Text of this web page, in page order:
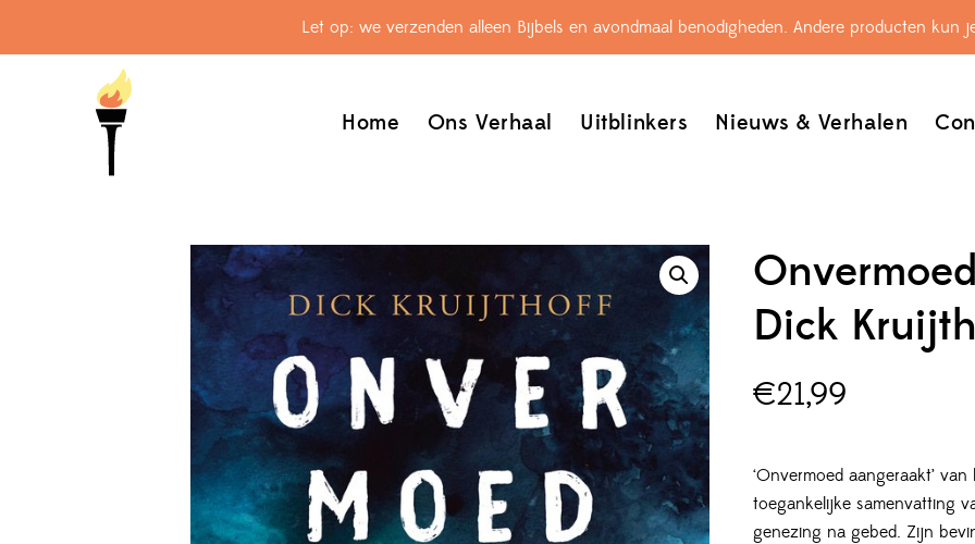
Let op: we verzenden alleen Bijbels en avondmaal benodigheden. Andere producten kun
Home Ons Verhaal Uitblinkers Nieuws & Verhalen
Dick
€21,99
‘Onvermoed aangeraakt’
toegankelijke samenvatting
genezing na gebed. Zijn